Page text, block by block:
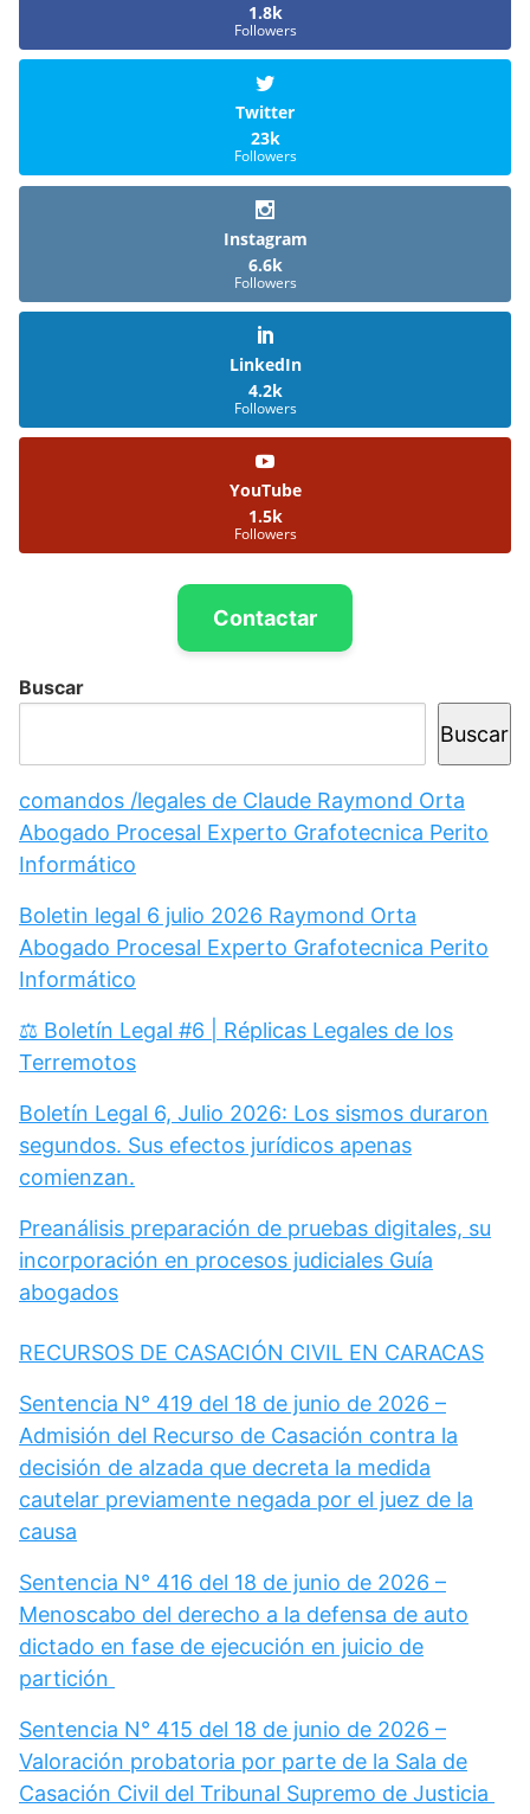
1.8k
Followers
Twitter
23k
Followers
Instagram
6.6k
Followers
LinkedIn
4.2k
Followers
YouTube
1.5k
Followers
Contactar
Buscar
Buscar
comandos /legales de Claude Raymond Orta
Abogado Procesal Experto Grafotecnica Perito
Informático
Boletin legal 6 julio 2026 Raymond Orta
Abogado Procesal Experto Grafotecnica Perito
Informático
⚖️ Boletín Legal #6 | Réplicas Legales de los
Terremotos
Boletín Legal 6, Julio 2026: Los sismos duraron
segundos. Sus efectos jurídicos apenas
comienzan.
Preanálisis preparación de pruebas digitales, su
incorporación en procesos judiciales Guía
abogados
RECURSOS DE CASACIÓN CIVIL EN CARACAS
Sentencia N° 419 del 18 de junio de 2026 –
Admisión del Recurso de Casación contra la
decisión de alzada que decreta la medida
cautelar previamente negada por el juez de la
causa
Sentencia N° 416 del 18 de junio de 2026 –
Menoscabo del derecho a la defensa de auto
dictado en fase de ejecución en juicio de
partición
Sentencia N° 415 del 18 de junio de 2026 –
Valoración probatoria por parte de la Sala de
Casación Civil del Tribunal Supremo de Justicia